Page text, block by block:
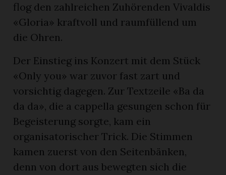
flog den zahlreichen Zuhörenden Vivaldis
«Gloria» kraftvoll und raumfüllend um
die Ohren.
Der Einstieg ins Konzert mit dem Stück
«Only you» war zuvor fast zart und
vorsichtig dagegen. Zur Textzeile «Ba da
da da», die a cappella gesungen schon für
Begeisterung sorgte, kam ein
organisatorischer Trick. Die Stimmen
kamen zuerst von den Seitenbänken,
denn von dort aus bewegten sich die